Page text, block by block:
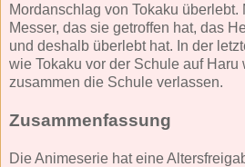
Mordanschlag von Tokaku überlebt.
Messer, das sie getroffen hat, das
und deshalb überlebt hat. In der
wie Tokaku vor der Schule auf Haru
zusammen die Schule verlassen.
Zusammenfassung
Die Animeserie hat eine